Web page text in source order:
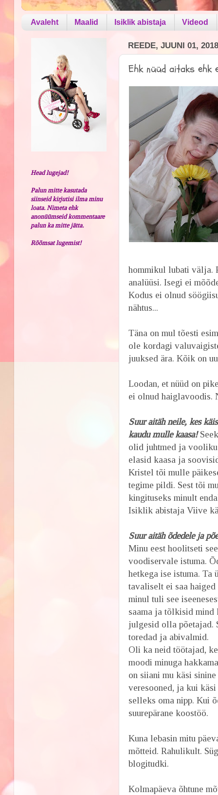
Avaleht Maalid Isiklik abistaja Videod
REEDE, JUUNI 01,
Ehk nüüd aitaks ehk
hommikul lubati välja.
analüüsi. Isegi ei
Kodus ei olnud
nähtus...
Täna on mul tõesti
ole kordagi
juuksed ära. Kõik on
Loodan, et nüüd on
ei olnud haiglavoodis.
Suur aitäh neile, kes
kaudu mulle kaasa!
olid juhtmed ja
elasid kaasa ja
Kristel tõi mulle
tegime pildi. Sest tõi
kingituseks minult
Isiklik abistaja Viive
Suur aitäh õdedele ja
Minu eest hoolitseti
voodiservale istuma.
hetkega ise istuma. Ta
tavaliselt ei saa
minul tuli see
saama ja tõlkisid mind
julgesid olla põetajad.
toredad ja abivalmid.
Oli ka neid töötajad,
moodi minuga
on siiani mu käsi
veresooned, ja kui
selleks oma nipp. Kui
suurepärane koostöö.
Kuna lebasin mitu
mõtteid. Rahulikult.
blogitudki.
Kolmapäeva õhtune
Head lugejad!
Palun mitte kasutada
siinseid kirjutisi ilma minu
loata. Nimeta ehk
anonüümseid kommentaare
palun ka mitte jätta.
Rõõmsat lugemist!